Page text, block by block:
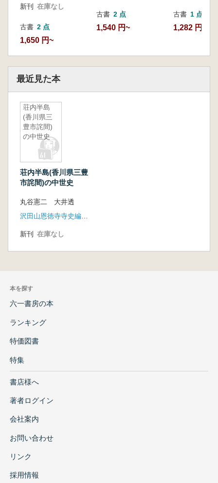
新刊 在庫なし
古書 2 点
1,650 円~
古書 2 点
1,540 円~
古書 1 点
1,282 円
最近見た本
荘内半島
(香川県三
豊市詫間)
の中世史
荘内半島(香川県三豊
市詫間)の中世史
丸谷憲二 大井透
新刊 在庫なし
本を探す
六一書房の本
ランキング
特価図書
特集
書店様へ
著者ログイン
会社案内
お問い合わせ
リンク
採用情報